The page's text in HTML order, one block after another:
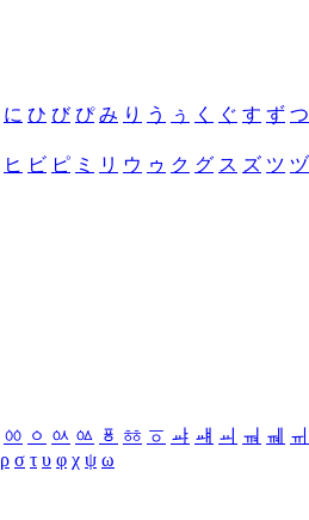
に ひ び ぴ み り う ぅ く ぐ す ず つ
ヒ ビ ピ ミ リ ウ ゥ ク グ ス ズ ツ ヅ
ㆀ ㆁ ㆂ ㆃ ㆄ ㆅ ㆆ ㆇ ㆈ ㆉ ㆊ ㆋ ㆌ
ρ σ τ υ φ χ ψ ω